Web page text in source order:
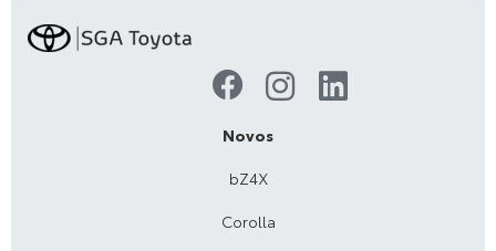
Novos
bZ4X
Corolla